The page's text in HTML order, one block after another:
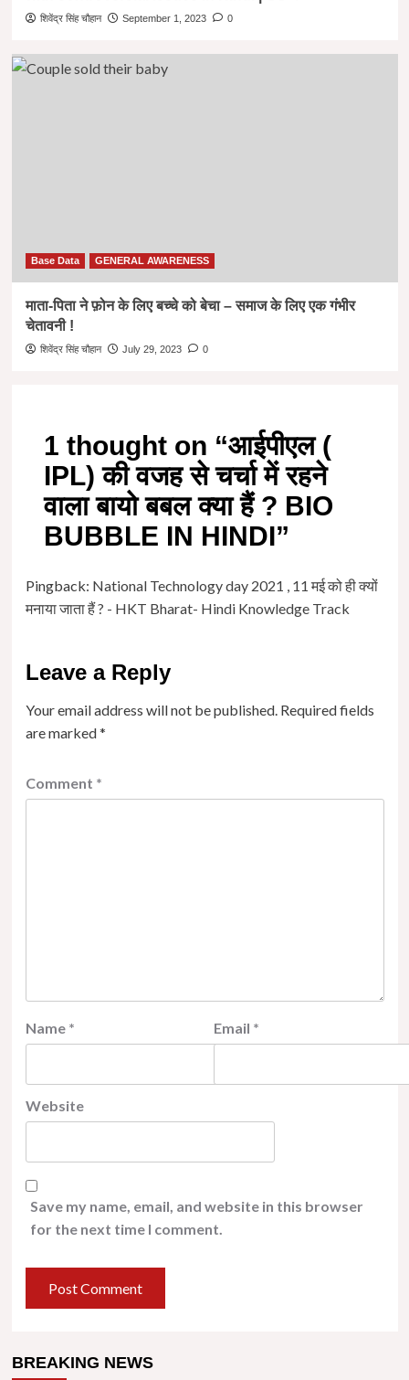
शिवेंद्र सिंह चौहान September 1, 2023 0
Base Data GENERAL AWARENESS
माता-पिता ने फ़ोन के लिए बच्चे को बेचा – समाज के लिए एक गंभीर
चेतावनी !
शिवेंद्र सिंह चौहान July 29, 2023 0
1 thought on “आईपीएल (
IPL) की वजह से चर्चा में रहने
वाला बायो बबल क्या हैं ? BIO
BUBBLE IN HINDI”
Pingback: National Technology day 2021 , 11 मई को ही क्यों
मनाया जाता हैं ? - HKT Bharat- Hindi Knowledge Track
Leave a Reply
Your email address will not be published. Required fields
are marked*
Comment *
Name * Email *
Website
Save my name, email, and website in this browser
for the next time I comment.
BREAKING NEWS